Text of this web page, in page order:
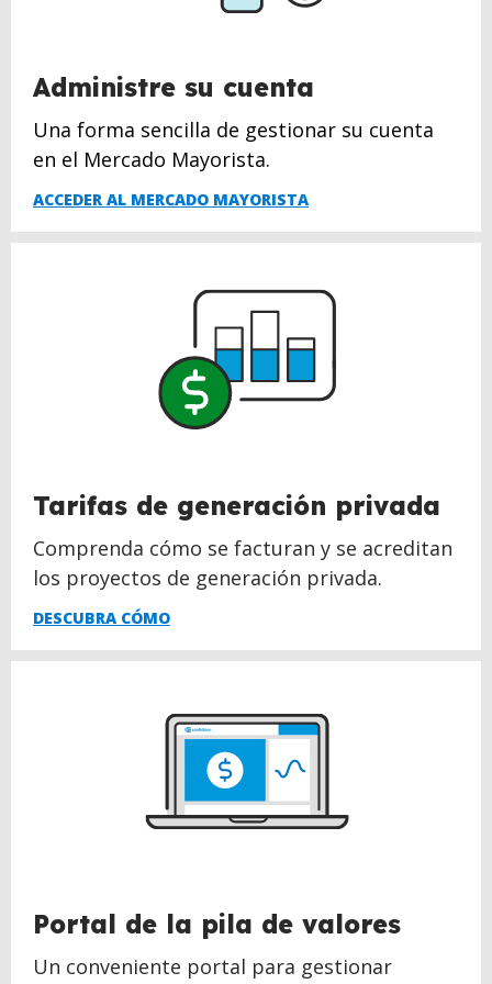
Administre su cuenta
Una forma sencilla de gestionar su cuenta
en el Mercado Mayorista.
ACCEDER AL MERCADO MAYORISTA
Tarifas de generación privada
Comprenda cómo se facturan y se acreditan
los proyectos de generación privada.
DESCUBRA CÓMO
Portal de la pila de valores
Un conveniente portal para gestionar